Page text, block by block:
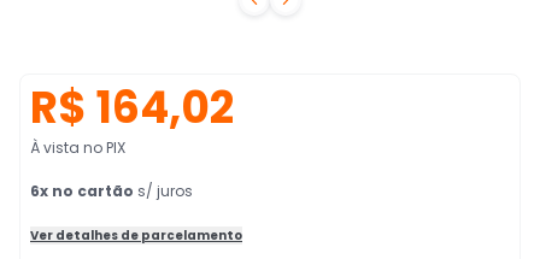
R$ 164,02
À vista no PIX
6x no cartão s/ juros
Ver detalhes de parcelamento